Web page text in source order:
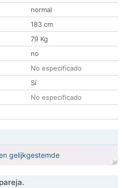
normal
183 cm
79 Kg
no
No especificado
Sí
No especificado
gelijkgestemde